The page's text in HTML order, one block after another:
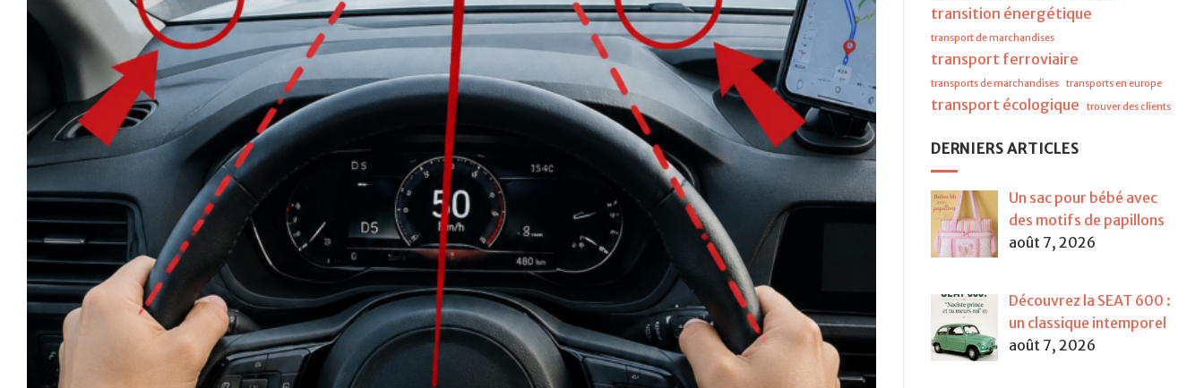
transition énergétique
transport de marchandises
transport ferroviaire
transports de marchandises transports en europe
transport écologique trouver des clients
DERNIERS ARTICLES
Un sac pour bébé avec
des motifs de papillons
août 7, 2026
Découvrez la SEAT 600 :
un classique intemporel
août 7, 2026